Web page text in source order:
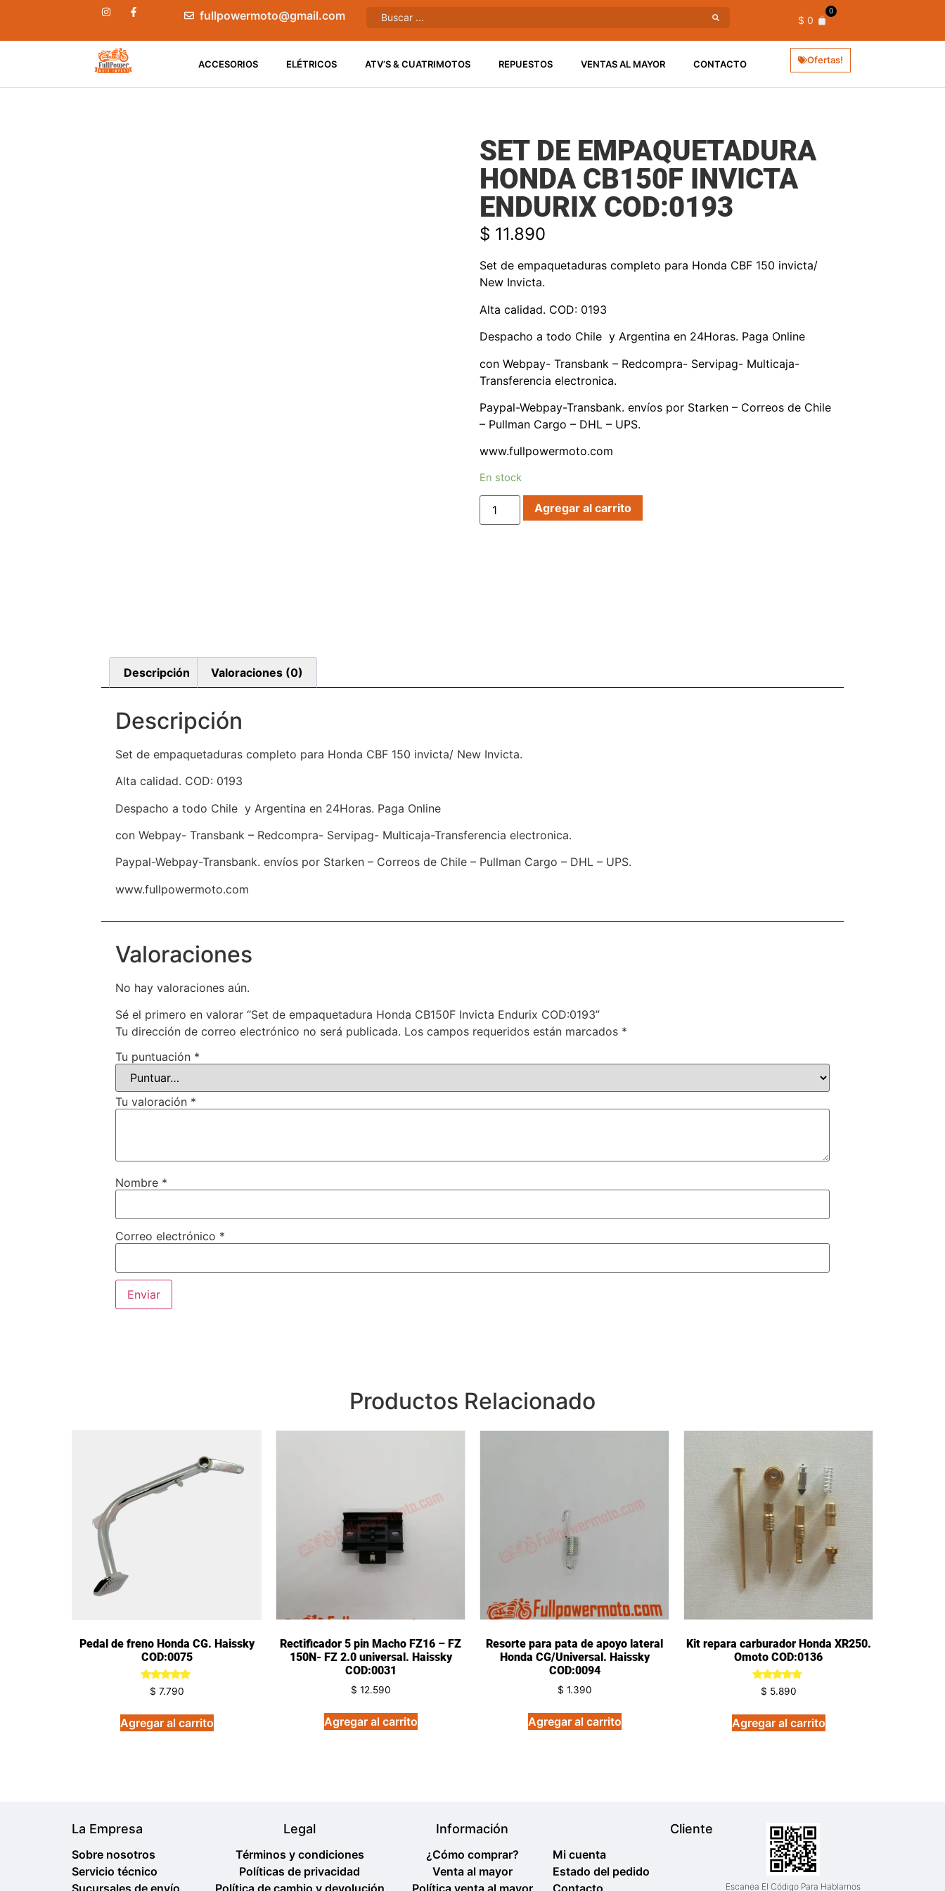
fullpowermoto@gmail.com $ 0
0
ACCESORIOS ELÉTRICOS ATV’S & CUATRIMOTOS REPUESTOS VENTAS AL MAYOR CONTACTO Ofertas!
SET DE EMPAQUETADURA
HONDA CB150F INVICTA
ENDURIX COD:0193
$ 11.890
Set de empaquetaduras completo para Honda CBF 150 invicta/
New Invicta.
Alta calidad. COD: 0193
Despacho a todo Chile y Argentina en 24Horas. Paga Online
con Webpay- Transbank – Redcompra- Servipag- Multicaja-
Transferencia electronica.
Paypal-Webpay-Transbank. envíos por Starken – Correos de Chile
– Pullman Cargo – DHL – UPS.
www.fullpowermoto.com
En stock
Agregar al carrito
Descripción Valoraciones (0)
Descripción
Set de empaquetaduras completo para Honda CBF 150 invicta/ New Invicta.
Alta calidad. COD: 0193
Despacho a todo Chile y Argentina en 24Horas. Paga Online
con Webpay- Transbank – Redcompra- Servipag- Multicaja-Transferencia electronica.
Paypal-Webpay-Transbank. envíos por Starken – Correos de Chile – Pullman Cargo – DHL – UPS.
www.fullpowermoto.com
Valoraciones
No hay valoraciones aún.
Sé el primero en valorar “Set de empaquetadura Honda CB150F Invicta Endurix COD:0193”
Tu dirección de correo electrónico no será publicada. Los campos requeridos están marcados *
Tu puntuación *
Tu valoración *
Nombre *
Correo electrónico *
Productos Relacionado
Pedal de freno Honda CG. Haissky
COD:0075
Valorado
en
de 5
$ 7.790
Agregar al carrito
Rectificador 5 pin Macho FZ16 – FZ
150N- FZ 2.0 universal. Haissky
COD:0031
$ 12.590
Agregar al carrito
Resorte para pata de apoyo lateral
Honda CG/Universal. Haissky
COD:0094
$ 1.390
Agregar al carrito
Kit repara carburador Honda XR250.
Omoto COD:0136
Valorado
en
de 5
$ 5.890
Agregar al carrito
La Empresa
Sobre nosotros
Servicio técnico
Sucursales de envío
Legal
Términos y condiciones
Políticas de privacidad
Política de cambio y devolución
Información
¿Cómo comprar?
Venta al mayor
Política venta al mayor
Cliente
Mi cuenta
Estado del pedido
Contacto
Escanea El Código Para Hablarnos